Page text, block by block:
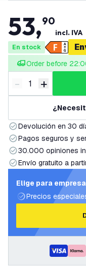
53,90
incl. IVA
En stock
Order before
Disminuir cantidad
- Aumentar
+
Devolución en 30
Pagos seguros y
30.000 opiniones
Envío gratuito a
Elige para
Precios